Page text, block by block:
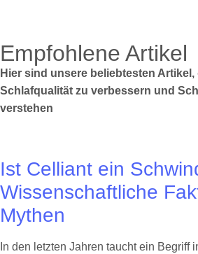
Empfohlene Artikel
Hier sind unsere beliebtesten
Schlafqualität zu verbessern und
verstehen
Ist Celliant ein
Wissenschaftliche
Mythen
In den letzten Jahren taucht ein Begriff